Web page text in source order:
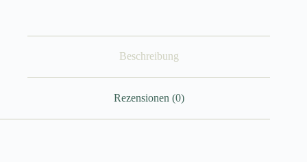
Beschreibung
Rezensionen (0)